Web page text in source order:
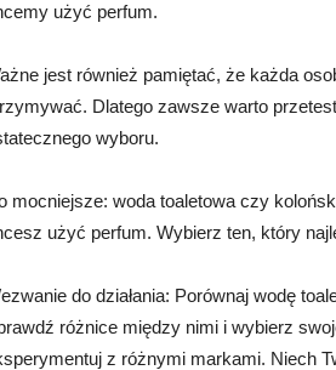
użyć perfum.
jest również pamiętać, że każda
Dlatego zawsze warto
wyboru.
mocniejsze: woda toaletowa czy
użyć perfum. Wybierz ten, który
do działania: Porównaj wodę
różnice między nimi i wybierz
z różnymi markami. Niech